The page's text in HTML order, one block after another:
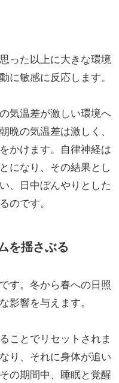
った以上に大きな環境
に敏感に反応します。
気温差が激しい環境へ
晩の気温差は激しく、
かけます。自律神経は
になり、その結果とし
、日中ぼんやりとした
のです。
を揺さぶる
す。冬から春への日照
影響を与えます。
ことでリセットされま
り、それに身体が追い
の期間中、睡眠と覚醒